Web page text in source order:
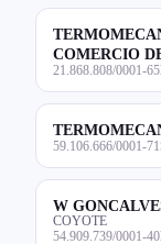
COMERCIO
21.868.808/0001-65
59.106.666/0001-71
W
COYOTE
54.909.739/0001-40